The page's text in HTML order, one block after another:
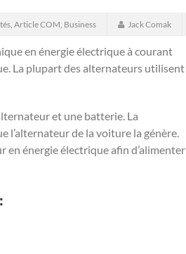
, Article COM, Business Jack Comak
en énergie électrique à courant
La plupart des alternateurs utilisent
et une batterie. La
l’alternateur de la voiture la génère.
en énergie électrique afin d’alimenter